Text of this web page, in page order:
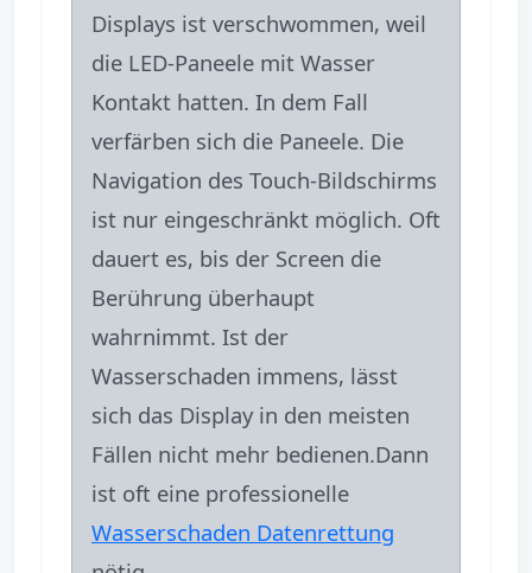
Displays ist verschwommen, weil
die LED-Paneele mit Wasser
Kontakt hatten. In dem Fall
verfärben sich die Paneele. Die
Navigation des Touch-Bildschirms
ist nur eingeschränkt möglich. Oft
dauert es, bis der Screen die
Berührung überhaupt
wahrnimmt. Ist der
Wasserschaden immens, lässt
sich das Display in den meisten
Fällen nicht mehr bedienen.Dann
ist oft eine professionelle
Wasserschaden Datenrettung